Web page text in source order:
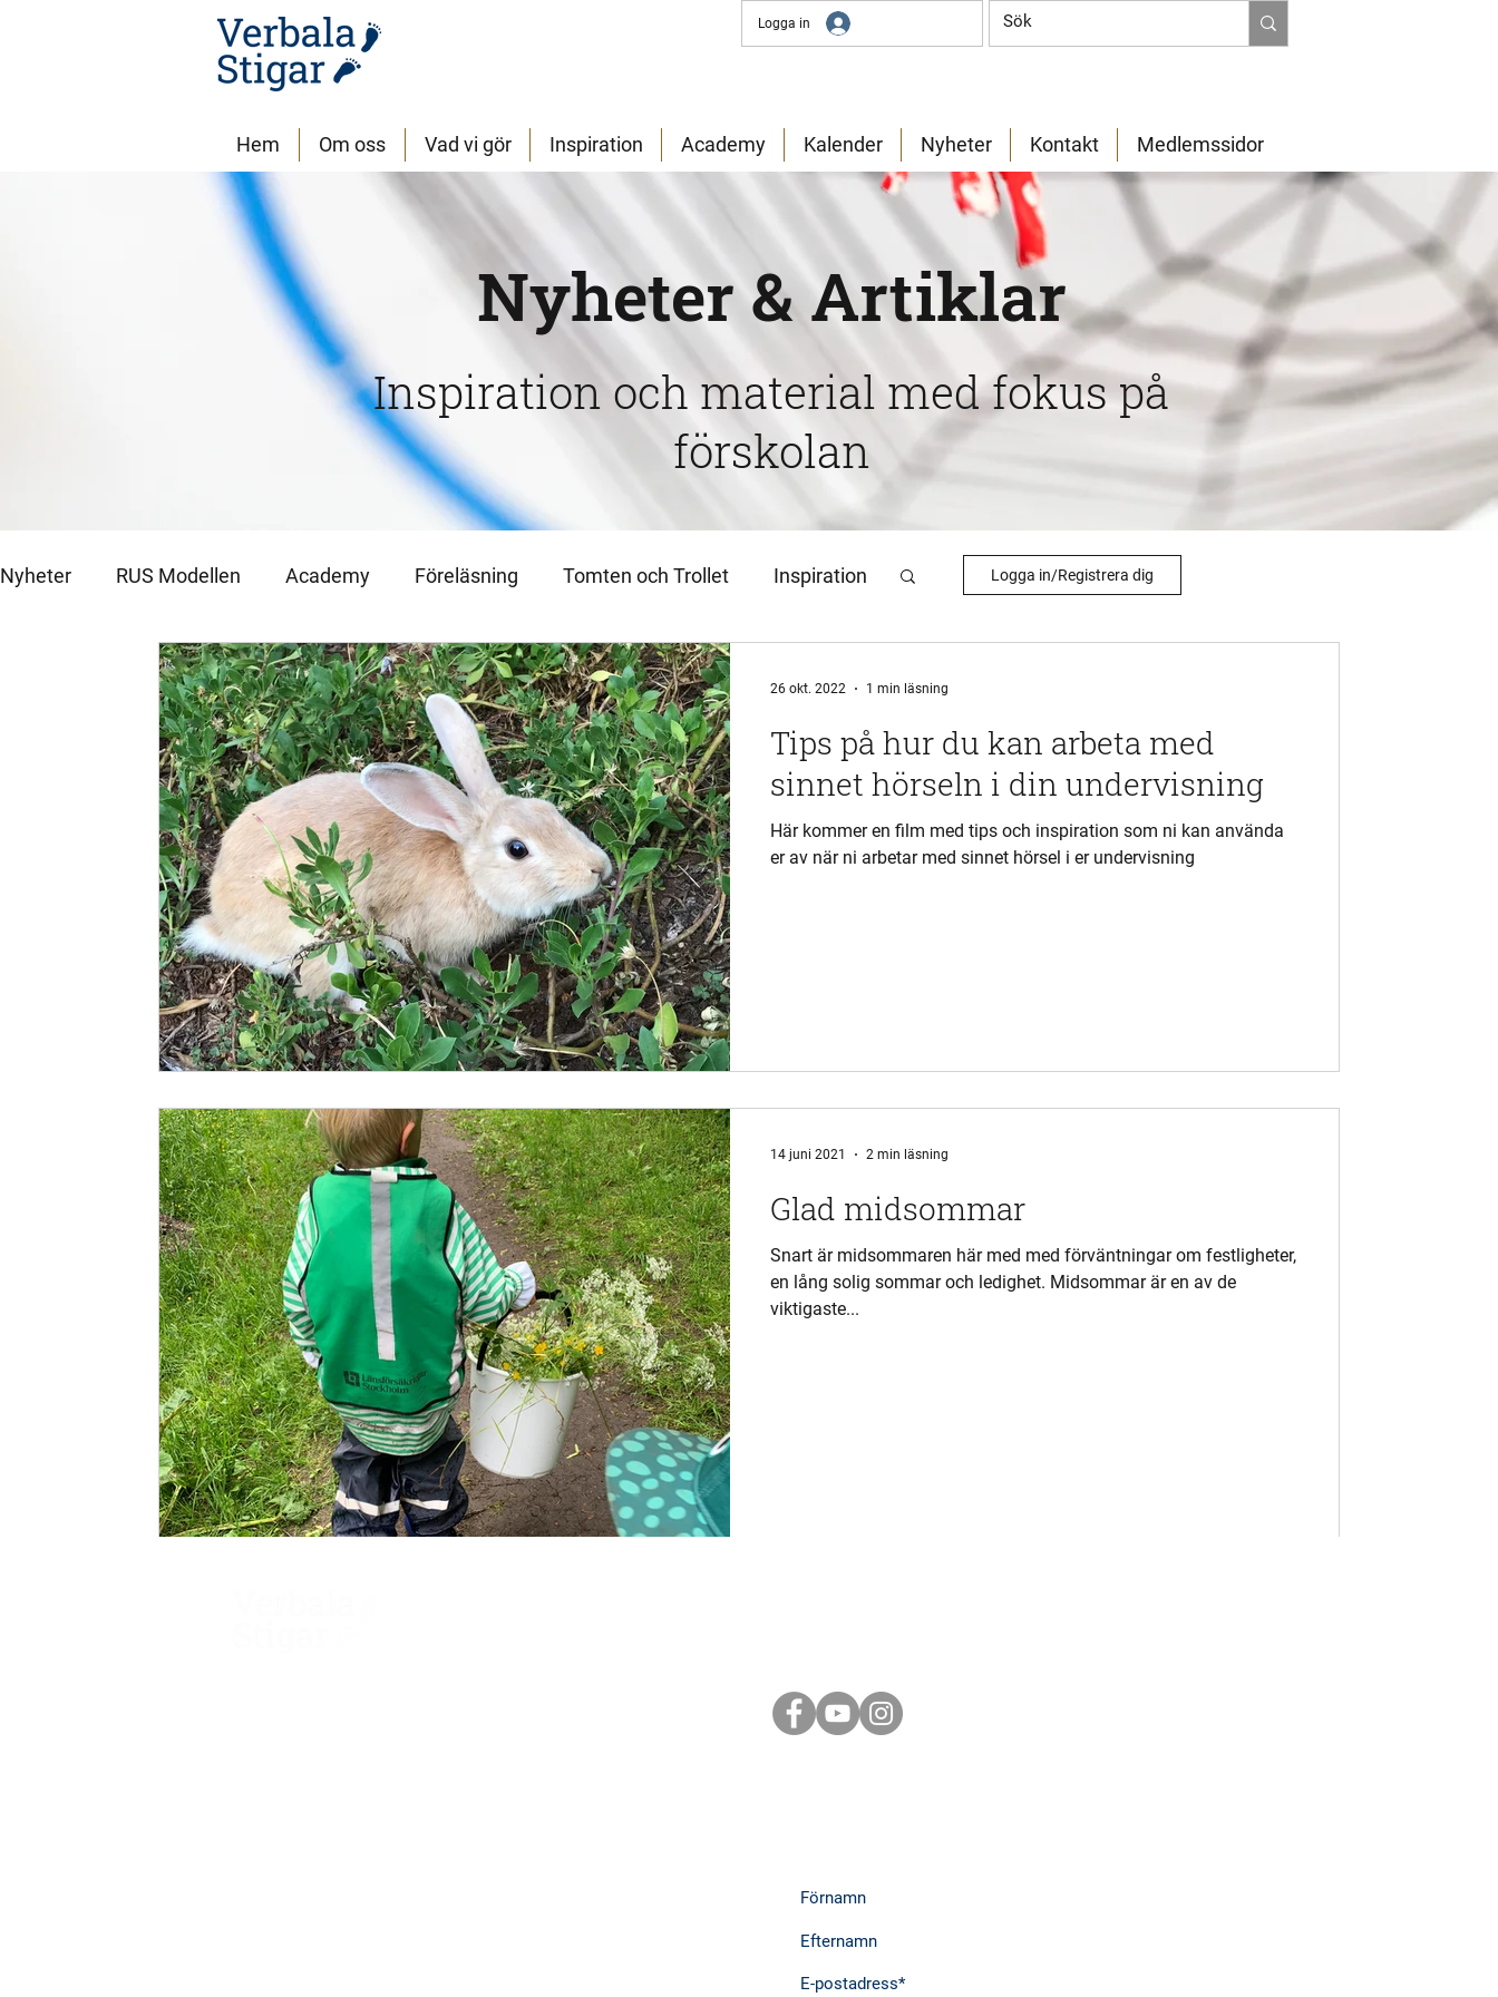
Logga in
Hem Om oss Vad vi gör Inspiration Academy Kalender Nyheter Kontakt Medlemssidor
Nyheter & Artiklar
Inspiration och material med fokus på
förskolan
Nyheter RUS Modellen Academy Föreläsning Tomten och Trollet Inspiration
Julkalender 2021 Julkalender 2020 Medlemsartikel Julkalender 2022
Julkalender 2023
Logga in/Registrera dig
Tips på hur du kan arbeta med
sinnet hörseln i din undervisning
Här kommer en film med tips och inspiration som ni kan använda
er av när ni arbetar med sinnet hörsel i er undervisning
26 okt. 2022 1 min läsning
Glad midsommar
Snart är midsommaren här med med förväntningar om festligheter,
en lång solig sommar och ledighet. Midsommar är en av de
viktigaste...
14 juni 2021 2 min läsning